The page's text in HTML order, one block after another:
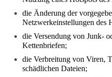
die Änderung der
Netzwerkeinstellungen des
die Versendung von Junk-
Kettenbriefen;
die Verbreitung von Viren,
schädlichen Dateien;